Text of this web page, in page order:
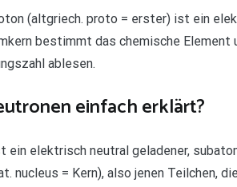
(altgriech. proto = erster) ist ein
bestimmt das chemische
ablesen.
einfach erklärt?
ein elektrisch neutral geladener,
nucleus = Kern), also jenen Teilchen,